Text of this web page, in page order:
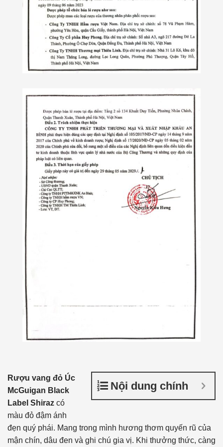
Nội dung chính
Rượu vang đỏ Úc
McGuigan Black
Label Shiraz có
màu đỏ đậm ánh
đẹn quý phái. Mang trong mình hương thơm quyến rũ của
mận chín, dâu đen và ghi chú gia vị. Khi thưởng thức, càng